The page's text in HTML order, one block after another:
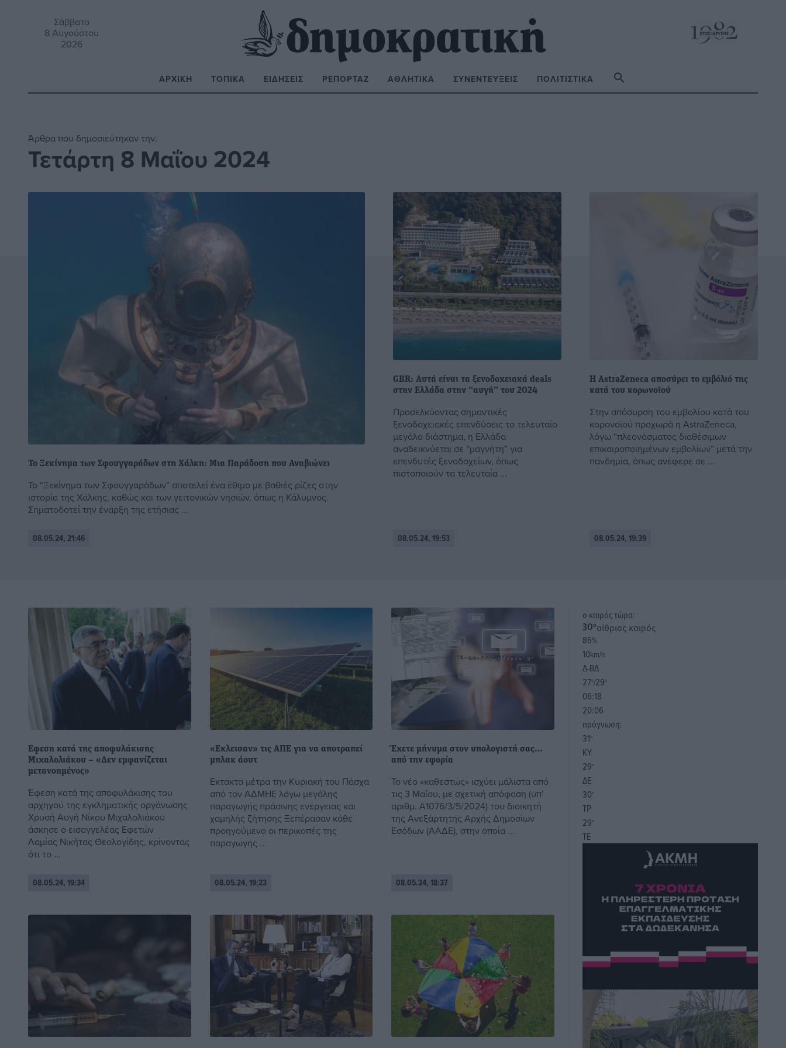
Σάββατο
8 Αυγούστου
2026
ΑΡΧΙΚΉ ΤΟΠΙΚΆ ΕΙΔΉΣΕΙΣ ΡΕΠΟΡΤΆΖ ΑΘΛΗΤΙΚΆ ΣΥΝΕΝΤΕΎΞΕΙΣ ΠΟΛΙΤΙΣΤΙΚΆ
Άρθρα που δημοσιεύτηκαν την:
Τετάρτη 8 Μαΐου 2024
Το Ξεκίνημα των Σφουγγαράδων στη Χάλκη: Μια Παράδοση που Αναβιώνει
Το “Ξεκίνημα των Σφουγγαράδων” αποτελεί ένα έθιμο με βαθιές ρίζες στην
ιστορία της Χάλκης, καθώς και των γειτονικών νησιών, όπως η Κάλυμνος.
Σηματοδοτεί την έναρξη της ετήσιας ...
08.05.24, 21:46
GBR: Αυτά είναι τα ξενοδοχειακά deals
στην Ελλάδα στην “αυγή” του 2024
Προσελκύοντας σημαντικές
ξενοδοχειακές επενδύσεις το τελευταίο
μεγάλο διάστημα, η Ελλάδα
αναδεικνύεται σε “μαγνήτη” για
επενδυτές ξενοδοχείων, όπως
πιστοποιούν τα τελευταία ...
08.05.24, 19:53
Η AstraZeneca αποσύρει το εμβόλιό της
κατά του κορωνοϊού
Στην απόσυρση του εμβολίου κατά του
κορονοϊού προχωρά η AstraZeneca,
λόγω “πλεονάσματος διαθέσιμων
επικαιροποιημένων εμβολίων” μετά την
πανδημία, όπως ανέφερε σε ...
08.05.24, 19:39
Εφεση κατά της αποφυλάκισης
Μιχαλολιάκου – «Δεν εμφανίζεται
μετανοημένος»
Έφεση κατά της αποφυλάκισης του
αρχηγού της εγκληματικής οργάνωσης
Χρυσή Αυγή Νίκου Μιχαλολιάκου
άσκησε ο εισαγγελέας Εφετών
Λαμίας Νικήτας Θεολογίδης, κρίνοντας
ότι το ...
08.05.24, 19:34
«Εκλεισαν» τις ΑΠΕ για να αποτραπεί
μπλακ άουτ
Εκτακτα μέτρα την Κυριακή του Πάσχα
από τον ΑΔΜΗΕ λόγω μεγάλης
παραγωγής πράσινης ενέργειας και
χαμηλής ζήτησης Ξεπέρασαν κάθε
προηγούμενο οι περικοπές της
παραγωγής ...
08.05.24, 19:23
Έχετε μήνυμα στον υπολογιστή σας…
από την εφορία
Το νέο «καθεστώς» ισχύει μάλιστα από
τις 3 Μαΐου, με σχετική απόφαση (υπ’
αριθμ. Α1076/3/5/2024) του διοικητή
της Ανεξάρτητης Αρχής Δημοσίων
Εσόδων (ΑΑΔΕ), στην οποία ...
08.05.24, 18:37
o καιρός τώρα:
30°αίθριος καιρός
86%
10km/h
Δ-ΒΔ
27°/29°
06:18
20:06
πρόγνωση:
31°
ΚΥ
29°
ΔΕ
30°
ΤΡ
29°
ΤΕ